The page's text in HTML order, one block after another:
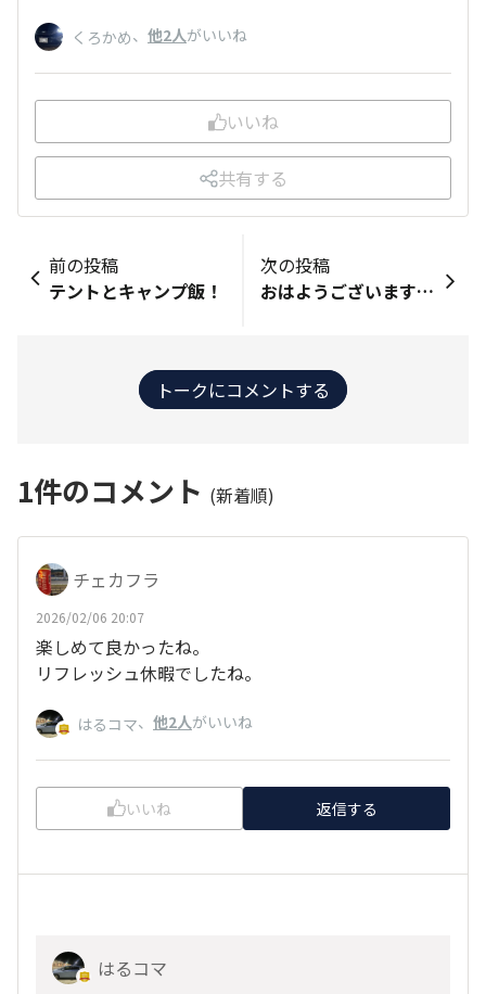
くろかめ、 他2人がいいね
いいね
共有する
前の投稿
テントとキャンプ飯！
次の投稿
おはようございます☀️ 今日でキャンプ最終日です！ 12時くらいには撤収します‼️ コマさんとコマじろうも帽子被ってます👍 オラ達も寒いズラよ！ ブルブル🥶 帽子被ってるコマさんとコマじろうカワイイ☺️
トークにコメントする
1件のコメント (新着順)
チェカフラ
2026/02/06 20:07
楽しめて良かったね。
リフレッシュ休暇でしたね。
はるコマ、 他2人がいいね
いいね 返信する
はるコマ